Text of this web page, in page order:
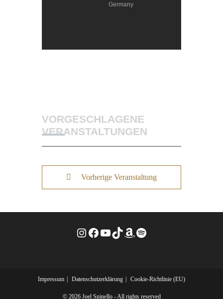
Germany
VORGESCHLAGENE
VERANSTALTUNGEN
Vorherige Veranstaltung
Instagram
Facebook
YouTube
TikTokAmazon
Spotify
Impressum Datenschutzerklärung Cookie-Richtlinie (EU)
© 2026 Joel Spinello - All rights reserved